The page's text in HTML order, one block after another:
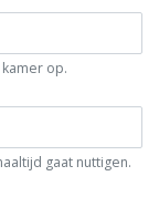
op.
gaat nuttigen.